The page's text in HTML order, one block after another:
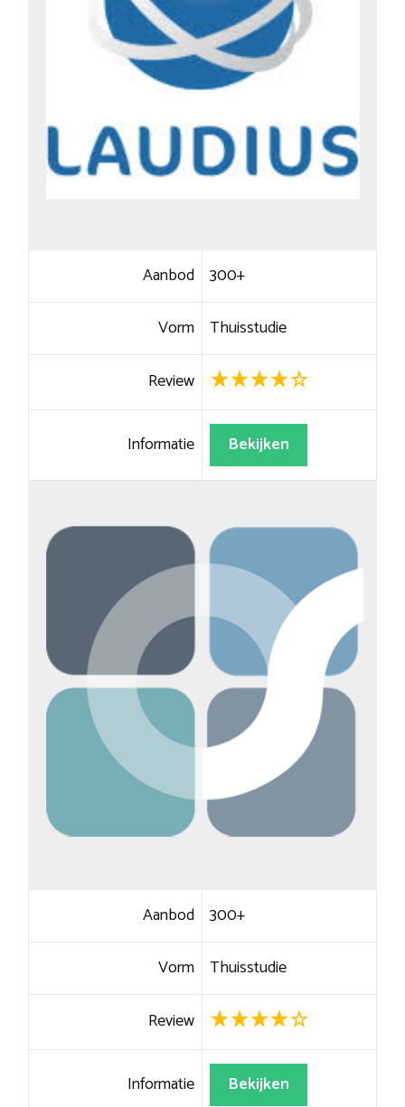
Aanbod 300+
Vorm Thuisstudie
Review
Informatie Bekijken
Aanbod 300+
Vorm Thuisstudie
Review
Informatie Bekijken